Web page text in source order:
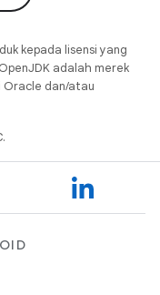
kepada lisensi yang
adalah merek
dan/atau